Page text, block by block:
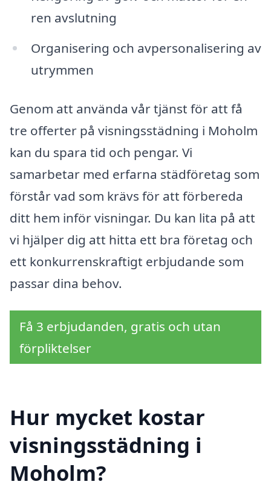
ren avslutning
Organisering och avpersonalisering av
utrymmen
Genom att använda vår tjänst för att få
tre offerter på visningsstädning i Moholm
kan du spara tid och pengar. Vi
samarbetar med erfarna städföretag som
förstår vad som krävs för att förbereda
ditt hem inför visningar. Du kan lita på att
vi hjälper dig att hitta ett bra företag och
ett konkurrenskraftigt erbjudande som
passar dina behov.
Få 3 erbjudanden, gratis och utan
förpliktelser
Hur mycket kostar
visningsstädning i
Moholm?